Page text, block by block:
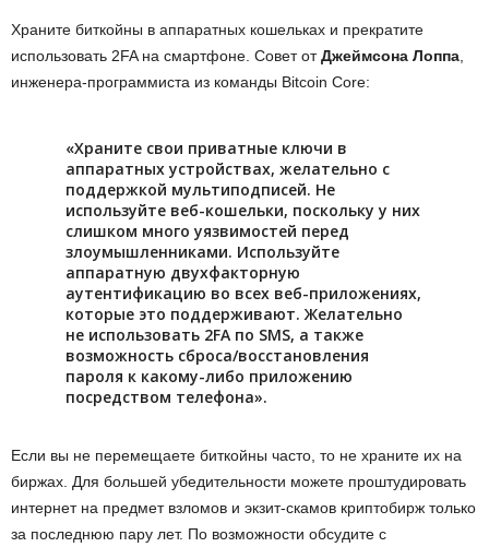
Храните биткойны в аппаратных кошельках и прекратите
использовать 2FA на смартфоне. Совет отДжеймсона Лоппа,
инженера-программиста из команды Bitcoin Core:
«Храните свои приватные ключи в
аппаратных устройствах, желательно с
поддержкой мультиподписей. Не
используйте веб-кошельки, поскольку у них
слишком много уязвимостей перед
злоумышленниками. Используйте
аппаратную двухфакторную
аутентификацию во всех веб-приложениях,
которые это поддерживают. Желательно
не использовать 2FA по SMS, а также
возможность сброса/восстановления
пароля к какому-либо приложению
посредством телефона».
Если вы не перемещаете биткойны часто, то не храните их на
биржах. Для большей убедительности можете проштудировать
интернет на предмет взломов и экзит-скамов криптобирж только
за последнюю пару лет. По возможности обсудите с